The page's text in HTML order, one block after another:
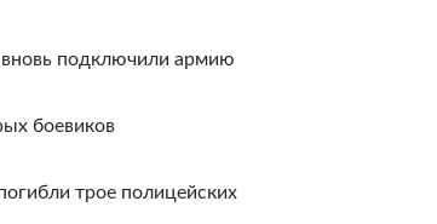
подключили армию
боевиков
трое полицейских